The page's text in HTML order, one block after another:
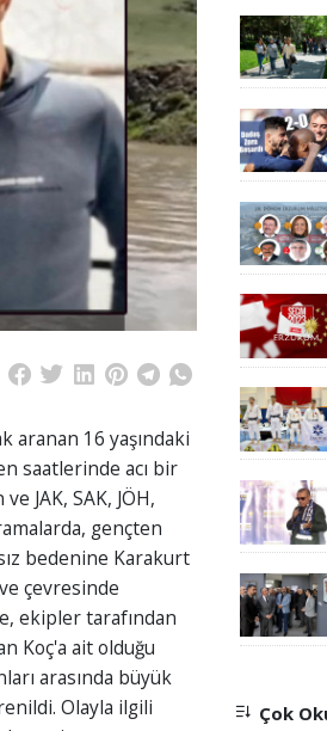
aranan 16 yaşındaki
saatlerinde acı bir
JAK, SAK, JÖH,
gençten
bedenine Karakurt
çevresinde
ekipler tarafından
Koç'a ait olduğu
arasında büyük
Olayla ilgili
Çok